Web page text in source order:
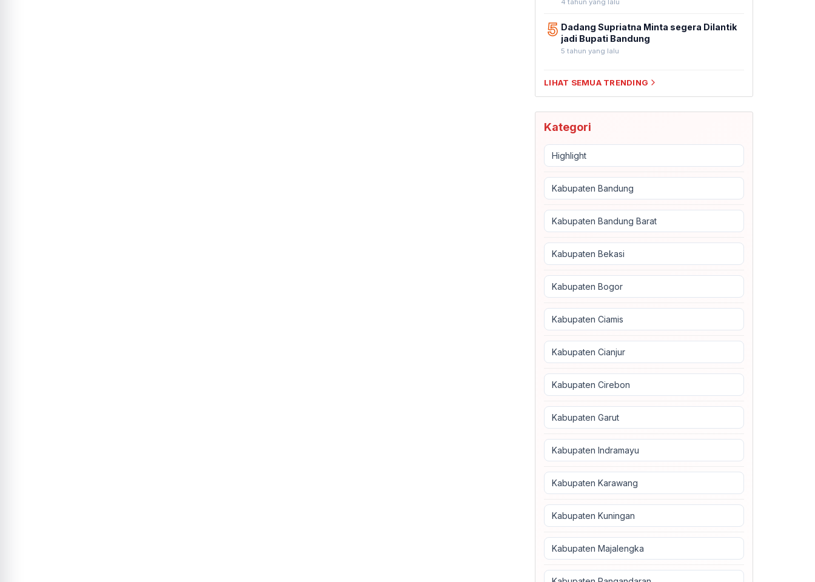
4 tahun yang lalu
5 Dadang Supriatna Minta segera Dilantik
jadi Bupati Bandung
5 tahun yang lalu
LIHAT SEMUA TRENDING
Kategori
Highlight
Kabupaten Bandung
Kabupaten Bandung Barat
Kabupaten Bekasi
Kabupaten Bogor
Kabupaten Ciamis
Kabupaten Cianjur
Kabupaten Cirebon
Kabupaten Garut
Kabupaten Indramayu
Kabupaten Karawang
Kabupaten Kuningan
Kabupaten Majalengka